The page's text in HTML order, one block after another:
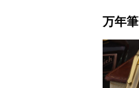
万年筆